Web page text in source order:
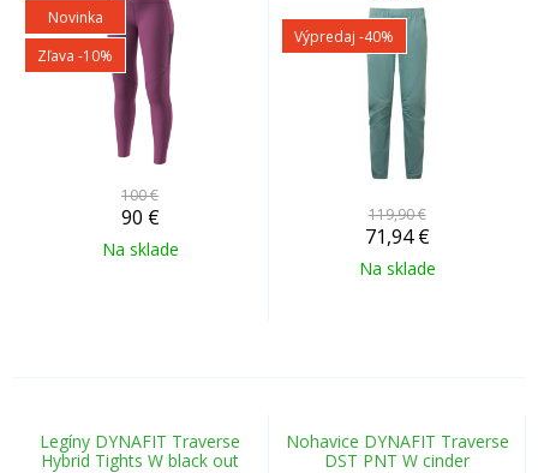
Novinka
Zľava -10%
100 €
90 €
Na sklade
Výpredaj -40%
119,90 €
71,94 €
Na sklade
Legíny DYNAFIT Traverse
Hybrid Tights W black out
Nohavice DYNAFIT Traverse
DST PNT W cinder